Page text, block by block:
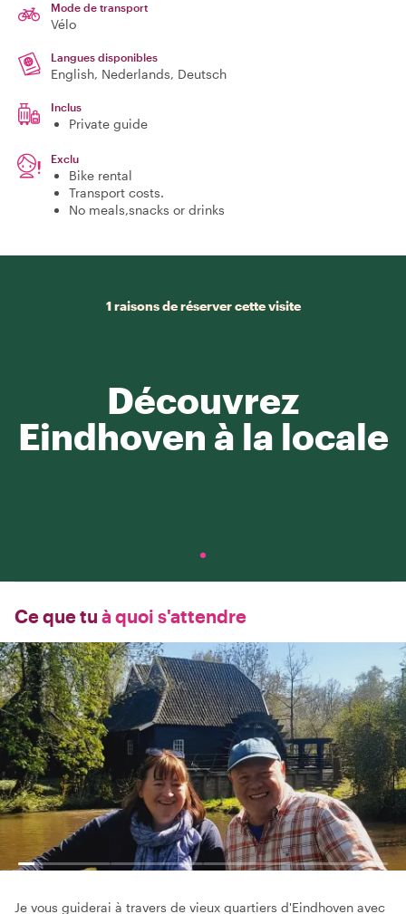
Mode de transport
Vélo
Langues disponibles
English, Nederlands, Deutsch
Inclus
Private guide
Exclu
Bike rental
Transport costs.
No meals,snacks or drinks
1 raisons de réserver cette visite
Découvrez
Eindhoven à la locale
Ce que tu à quoi s'attendre
Je vous guiderai à travers de vieux quartiers d'Eindhoven avec